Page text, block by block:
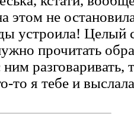
этом не
устроила! Целый
прочитать
разговаривать,
то я тебе и